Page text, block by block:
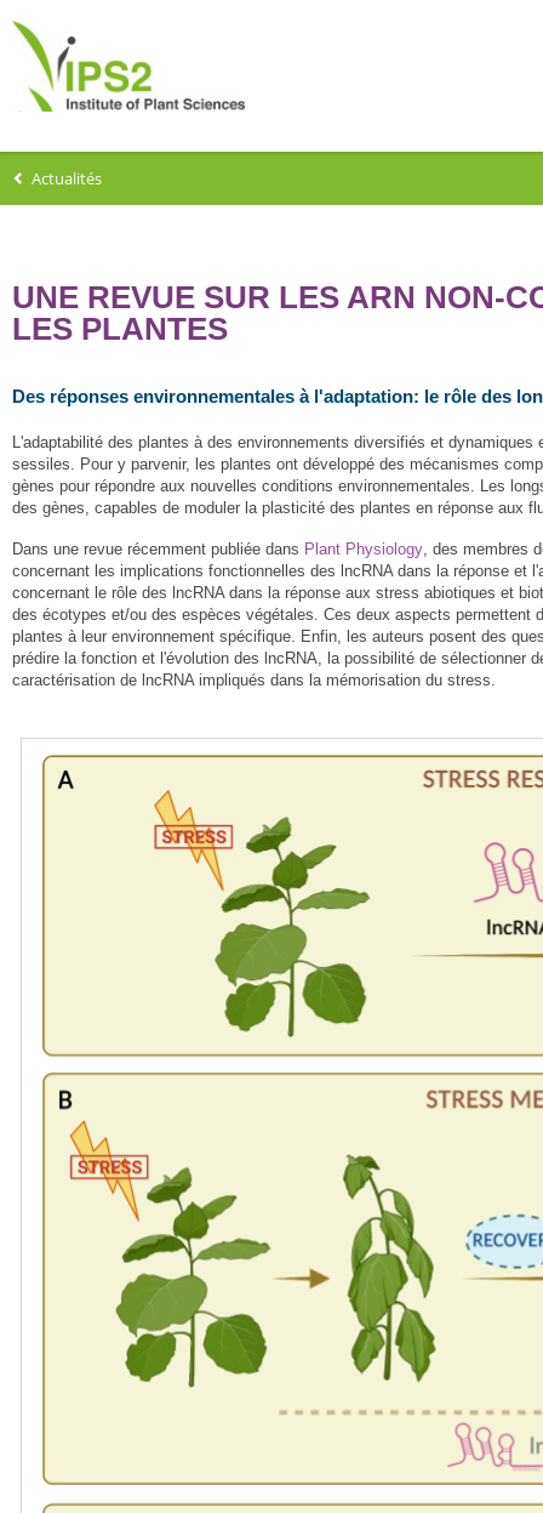
Actualités
UNE REVUE SUR LES ARN NON-
LES PLANTES
Des réponses environnementales à l'adaptation: le rôle des
L'adaptabilité des plantes à des environnements diversifiés et
sessiles. Pour y parvenir, les plantes ont développé des mécanismes
gènes pour répondre aux nouvelles conditions environnementales. Les
des gènes, capables de moduler la plasticité des plantes en réponse aux
Dans une revue récemment publiée dans Plant Physiology , des membres
concernant les implications fonctionnelles des lncRNA dans la réponse et
concernant le rôle des lncRNA dans la réponse aux stress abiotiques et
des écotypes et/ou des espèces végétales. Ces deux aspects
plantes à leur environnement spécifique. Enfin, les auteurs posent des
prédire la fonction et l'évolution des lncRNA, la possibilité de sélectionner
caractérisation de lncRNA impliqués dans la mémorisation du stress.